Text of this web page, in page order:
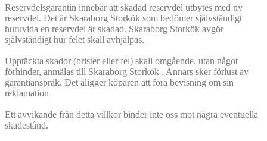
Reservdelsgarantin innebär att skadad reservdel utbytes med ny
reservdel. Det är Skaraborg Storkök som bedömer självständigt
huruvida en reservdel är skadad. Skaraborg Storkök avgör
självständigt hur felet skall avhjälpas.
Upptäckta skador (brister eller fel) skall omgående, utan något
förhinder, anmälas till Skaraborg Storkök . Annars sker förlust av
garantianspråk. Det åligger köparen att föra bevisning om sin
reklamation
Ett avvikande från detta villkor binder inte oss mot några eventuella
skadestånd.